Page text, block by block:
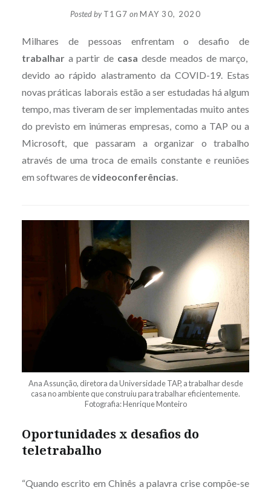
Posted byT1G7 onMAY 30, 2020
Milhares de pessoas enfrentam o desafio de
trabalhar a partir de casa desde meados de março,
devido ao rápido alastramento da COVID-19. Estas
novas práticas laborais estão a ser estudadas há algum
tempo, mas tiveram de ser implementadas muito antes
do previsto em inúmeras empresas, como a TAP ou a
Microsoft, que passaram a organizar o trabalho
através de uma troca de emails constante e reuniões
em softwares devideoconferências.
Ana Assunção, diretora da Universidade TAP, a trabalhar desde
casa no ambiente que construiu para trabalhar eficientemente.
Fotografia: Henrique Monteiro
Oportunidades x desafios do
teletrabalho
“Quando escrito em Chinês a palavra crise compõe-se